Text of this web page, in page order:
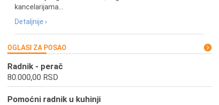
kancelarijama...
Detaljnije ›
OGLASI ZA POSAO
Radnik - perač
80.000,00 RSD
Pomoćni radnik u kuhinji